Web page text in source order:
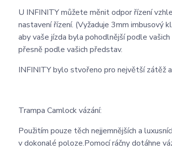
U INFINITY můžete měnit odpor řízení
nastavení řízení. (Vyžaduje 3mm imbusový
aby vaše jízda byla pohodlnější podle
přesně podle vašich představ.
INFINITY bylo stvořeno pro největší zátěž
Trampa Camlock vázání:
Použitím pouze těch nejjemnějších a
v dokonalé poloze.Pomocí ráčny dotáhne